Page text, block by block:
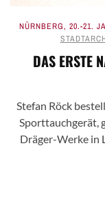
NÜRNBERG, 20.-21.
DAS ERSTE
Stefan Röck
Sporttauchgerät,
Dräger-Werke in